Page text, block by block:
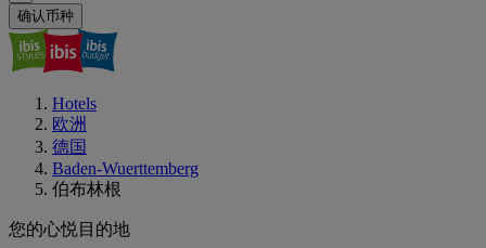
确认币种
Hotels
欧洲
德国
Baden-Wuerttemberg
伯布林根
您的心悦目的地